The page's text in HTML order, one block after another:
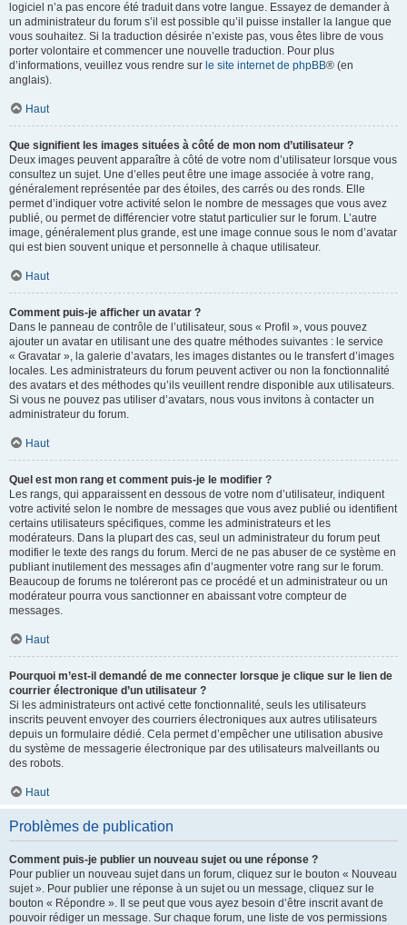
logiciel n’a pas encore été traduit dans votre langue. Essayez de demander à
un administrateur du forum s’il est possible qu’il puisse installer la langue que
vous souhaitez. Si la traduction désirée n’existe pas, vous êtes libre de vous
porter volontaire et commencer une nouvelle traduction. Pour plus
d’informations, veuillez vous rendre sur le site internet de phpBB® (en
anglais).
Haut
Que signifient les images situées à côté de mon nom d’utilisateur ?
Deux images peuvent apparaître à côté de votre nom d’utilisateur lorsque vous
consultez un sujet. Une d’elles peut être une image associée à votre rang,
généralement représentée par des étoiles, des carrés ou des ronds. Elle
permet d’indiquer votre activité selon le nombre de messages que vous avez
publié, ou permet de différencier votre statut particulier sur le forum. L’autre
image, généralement plus grande, est une image connue sous le nom d’avatar
qui est bien souvent unique et personnelle à chaque utilisateur.
Haut
Comment puis-je afficher un avatar ?
Dans le panneau de contrôle de l’utilisateur, sous « Profil », vous pouvez
ajouter un avatar en utilisant une des quatre méthodes suivantes : le service
« Gravatar », la galerie d’avatars, les images distantes ou le transfert d’images
locales. Les administrateurs du forum peuvent activer ou non la fonctionnalité
des avatars et des méthodes qu’ils veuillent rendre disponible aux utilisateurs.
Si vous ne pouvez pas utiliser d’avatars, nous vous invitons à contacter un
administrateur du forum.
Haut
Quel est mon rang et comment puis-je le modifier ?
Les rangs, qui apparaissent en dessous de votre nom d’utilisateur, indiquent
votre activité selon le nombre de messages que vous avez publié ou identifient
certains utilisateurs spécifiques, comme les administrateurs et les
modérateurs. Dans la plupart des cas, seul un administrateur du forum peut
modifier le texte des rangs du forum. Merci de ne pas abuser de ce système en
publiant inutilement des messages afin d’augmenter votre rang sur le forum.
Beaucoup de forums ne toléreront pas ce procédé et un administrateur ou un
modérateur pourra vous sanctionner en abaissant votre compteur de
messages.
Haut
Pourquoi m’est-il demandé de me connecter lorsque je clique sur le lien de
courrier électronique d’un utilisateur ?
Si les administrateurs ont activé cette fonctionnalité, seuls les utilisateurs
inscrits peuvent envoyer des courriers électroniques aux autres utilisateurs
depuis un formulaire dédié. Cela permet d’empêcher une utilisation abusive
du système de messagerie électronique par des utilisateurs malveillants ou
des robots.
Haut
Problèmes de publication
Comment puis-je publier un nouveau sujet ou une réponse ?
Pour publier un nouveau sujet dans un forum, cliquez sur le bouton « Nouveau
sujet ». Pour publier une réponse à un sujet ou un message, cliquez sur le
bouton « Répondre ». Il se peut que vous ayez besoin d’être inscrit avant de
pouvoir rédiger un message. Sur chaque forum, une liste de vos permissions